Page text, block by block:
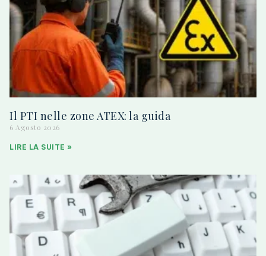
Il PTI nelle zone ATEX: la guida
6 Agosto 2026
LIRE LA SUITE »